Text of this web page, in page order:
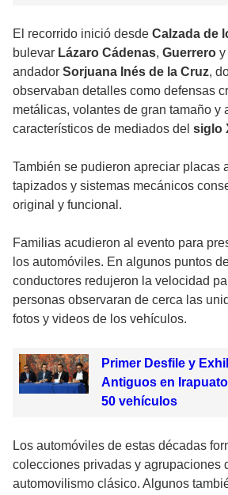
El recorrido inició desde Calzada de
bulevar Lázaro Cádenas, Guerrero y
andador Sorjuana Inés de la Cruz,
observaban detalles como defensas
metálicas, volantes de gran tamaño y
característicos de mediados del siglo
También se pudieron apreciar placas
tapizados y sistemas mecánicos
original y funcional.
Familias acudieron al evento para
los automóviles. En algunos puntos
conductores redujeron la velocidad
personas observaran de cerca las
fotos y videos de los vehículos.
Primer Desfile y
Antiguos en
50 vehículos
Los automóviles de estas décadas
colecciones privadas y agrupaciones
automovilismo clásico. Algunos